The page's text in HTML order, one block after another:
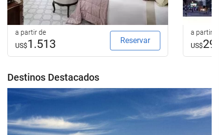
a partir de
US$1.513 Reservar
a partir
US$
Destinos Destacados